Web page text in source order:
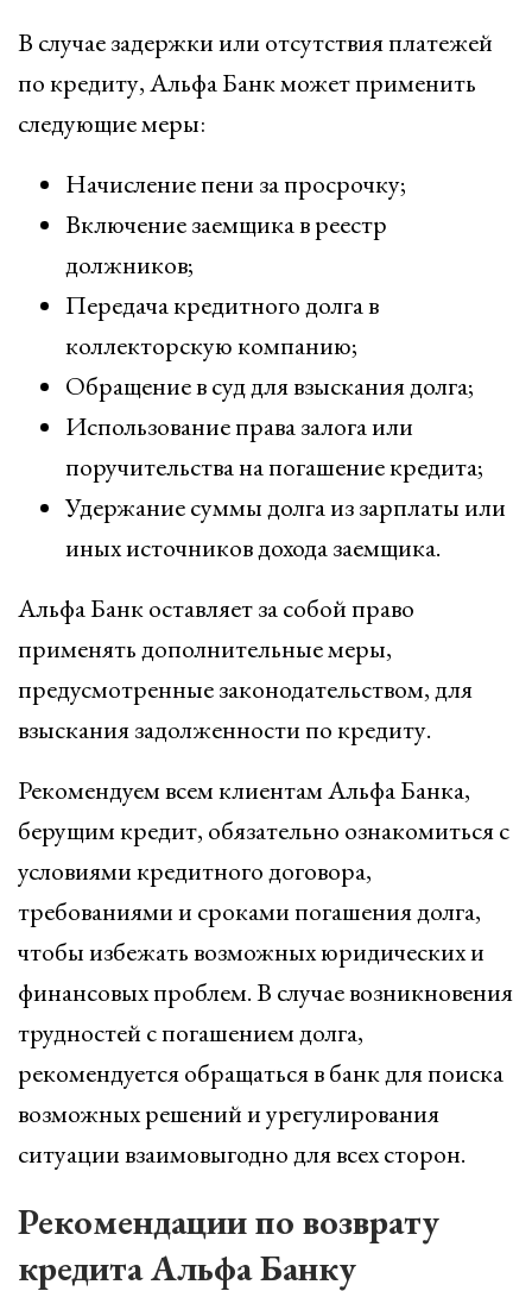
В случае задержки или отсутствия платежей
по кредиту, Альфа Банк может применить
следующие меры:
Начисление пени за просрочку;
Включение заемщика в реестр
должников;
Передача кредитного долга в
коллекторскую компанию;
Обращение в суд для взыскания долга;
Использование права залога или
поручительства на погашение кредита;
Удержание суммы долга из зарплаты или
иных источников дохода заемщика.
Альфа Банк оставляет за собой право
применять дополнительные меры,
предусмотренные законодательством, для
взыскания задолженности по кредиту.
Рекомендуем всем клиентам Альфа Банка,
берущим кредит, обязательно ознакомиться с
условиями кредитного договора,
требованиями и сроками погашения долга,
чтобы избежать возможных юридических и
финансовых проблем. В случае возникновения
трудностей с погашением долга,
рекомендуется обращаться в банк для поиска
возможных решений и урегулирования
ситуации взаимовыгодно для всех сторон.
Рекомендации по возврату
кредита Альфа Банку